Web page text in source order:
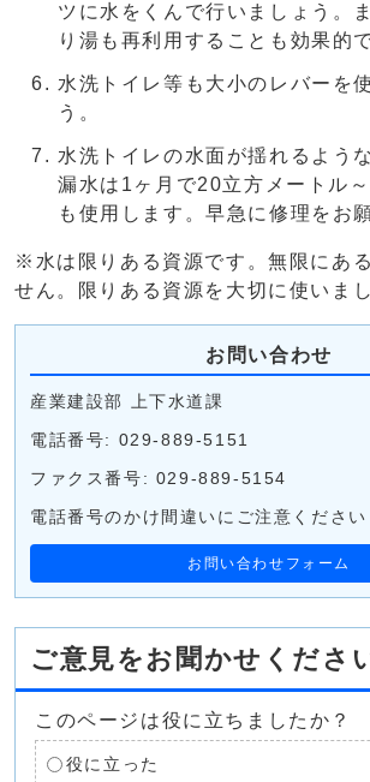
ツに水をくんで行いましょう。
り湯も再利用することも効果的
水洗トイレ等も大小のレバーを
う。
水洗トイレの水面が揺れるよう
漏水は1ヶ月で20立方メートル
も使用します。早急に修理をお
※水は限りある資源です。無限にあ
せん。限りある資源を大切に使いまし
お問い合わせ
産業建設部 上下水道課
電話番号: 029-889-5151
ファクス番号: 029-889-5154
電話番号のかけ間違いにご注意ください
お問い合わせフォーム
ご意見をお聞かせくださ
このページは役に立ちましたか？
役に立った